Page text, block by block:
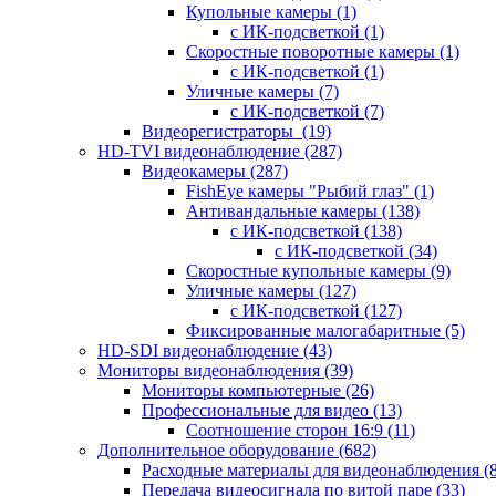
Купольные камеры (1)
с ИК-подсветкой (1)
Скоростные поворотные камеры (1)
с ИК-подсветкой (1)
Уличные камеры (7)
с ИК-подсветкой (7)
Видеорегистраторы (19)
HD-TVI видеонаблюдение (287)
Видеокамеры (287)
FishEye камеры "Рыбий глаз" (1)
Антивандальные камеры (138)
с ИК-подсветкой (138)
с ИК-подсветкой (34)
Скоростные купольные камеры (9)
Уличные камеры (127)
с ИК-подсветкой (127)
Фиксированные малогабаритные (5)
HD-SDI видеонаблюдение (43)
Мониторы видеонаблюдения (39)
Мониторы компьютерные (26)
Профессиональные для видео (13)
Соотношение сторон 16:9 (11)
Дополнительное оборудование (682)
Расходные материалы для видеонаблюдения
Передача видеосигнала по витой паре (33)